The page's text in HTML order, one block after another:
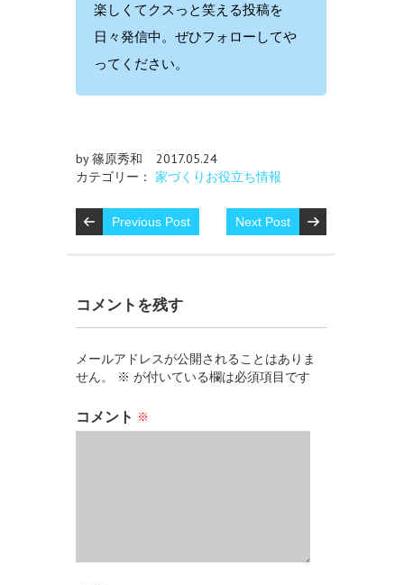
楽しくてクスっと笑える投稿を
日々発信中。ぜひフォローしてや
ってください。
by 篠原秀和
2017.05.24
カテゴリー： 家づくりお役立ち情報
Previous Post Next Post
コメントを残す
メールアドレスが公開されることはありま
せん。
※ が付いている欄は必須項目です
コメント ※